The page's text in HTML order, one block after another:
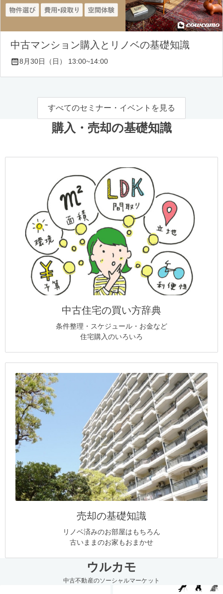
中古マンション購入とリノベの基礎知識
8月30日（日） 13:00~14:00
すべてのセミナー・イベントを見る
購入・売却の基礎知識
中古住宅の買い方辞典
条件整理・スケジュール・お金など
住宅購入のいろいろ
売却の基礎知識
リノベ済みのお部屋はもちろん
古いままのお家もおまかせ
ウルカモ
中古不動産のソーシャルマーケット